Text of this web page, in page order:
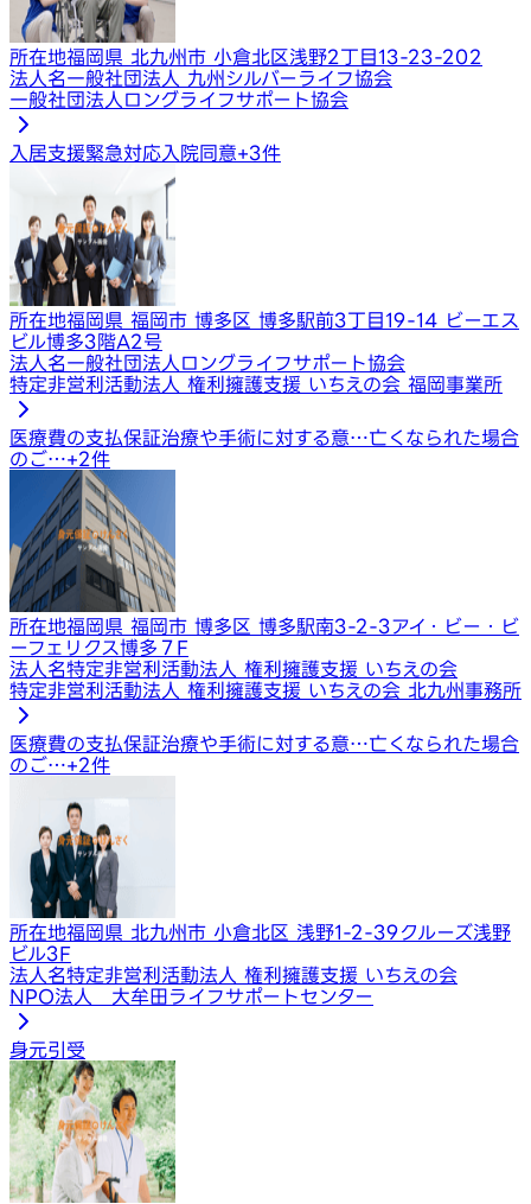
所在地福岡県 北九州市 小倉北区浅野2丁目13-23-202
法人名一般社団法人 九州シルバーライフ協会
一般社団法人ロングライフサポート協会
入居支援緊急対応入院同意+3件
所在地福岡県 福岡市 博多区 博多駅前3丁目19-14 ビーエス
ビル博多3階A2号
法人名一般社団法人ロングライフサポート協会
特定非営利活動法人 権利擁護支援 いちえの会 福岡事業所
医療費の支払保証治療や手術に対する意…亡くなられた場合
のご…+2件
所在地福岡県 福岡市 博多区 博多駅南3-2-3アイ・ビー・ビ
ーフェリクス博多７F
法人名特定非営利活動法人 権利擁護支援 いちえの会
特定非営利活動法人 権利擁護支援 いちえの会 北九州事務所
医療費の支払保証治療や手術に対する意…亡くなられた場合
のご…+2件
所在地福岡県 北九州市 小倉北区 浅野1-2-39クルーズ浅野
ビル3F
法人名特定非営利活動法人 権利擁護支援 いちえの会
NPO法人 大牟田ライフサポートセンター
身元引受